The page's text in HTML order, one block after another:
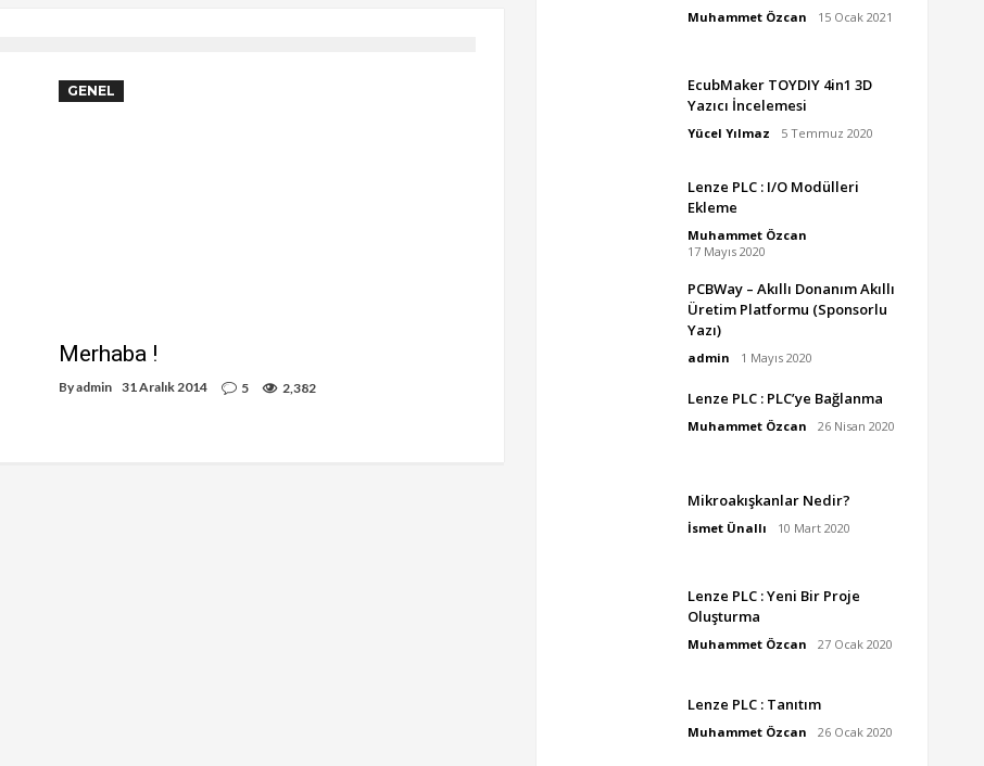
GENEL
Merhaba !
Byadmin 31 Aralık 2014 5 2,382
Muhammet Özcan 15 Ocak 2021
EcubMaker TOYDIY 4in1 3D
Yazıcı İncelemesi
Yücel Yılmaz 5 Temmuz 2020
Lenze PLC : I/O Modülleri
Ekleme
Muhammet Özcan
17 Mayıs 2020
PCBWay – Akıllı Donanım Akıllı
Üretim Platformu (Sponsorlu
Yazı)
admin 1 Mayıs 2020
Lenze PLC : PLC’ye Bağlanma
Muhammet Özcan 26 Nisan 2020
Mikroakışkanlar Nedir?
İsmet Ünallı 10 Mart 2020
Lenze PLC : Yeni Bir Proje
Oluşturma
Muhammet Özcan 27 Ocak 2020
Lenze PLC : Tanıtım
Muhammet Özcan 26 Ocak 2020